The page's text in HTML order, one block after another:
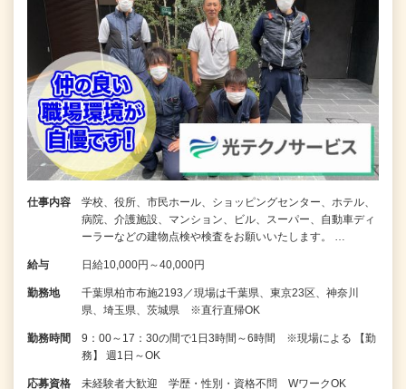
仕事内容
学校、役所、市民ホール、ショッピングセンター、ホテル、
病院、介護施設、マンション、ビル、スーパー、自動車ディ
ーラーなどの建物点検や検査をお願いいたします。 …
給与 日給10,000円～40,000円
勤務地
千葉県柏市布施2193／現場は千葉県、東京23区、神奈川
県、埼玉県、茨城県 ※直行直帰OK
勤務時間
9：00～17：30の間で1日3時間～6時間 ※現場による 【勤
務】 週1日～OK
応募資格 未経験者大歓迎 学歴・性別・資格不問 WワークOK